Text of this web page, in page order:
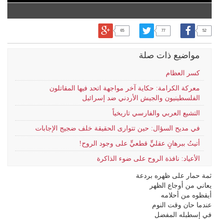
52
77
65
مواضيع ذات صلة
كسر العظام
معركة الكرامة: حكاية آخر مواجهة اتحد فيها المقاتلون
الفلسطينيون والجيش الأردني ضد إسرائيل
التشيع العربي والفارسي تاريخياً
في مديح السؤال: حين تتوارى الحقيقة خلف ضجيج الإجابات
أتيتُ ببرهانٍ عقليٍّ قطعيٍّ على وجود الروح!
الأعياد: نافذة الروح على ضوء الذاكرة
ثمة حمار على ظهره بردعة
يعاني من أوجاع الظهر
أيقظوه من أحلامه
عندما حان وقت النوم
في إسطبله المفضل